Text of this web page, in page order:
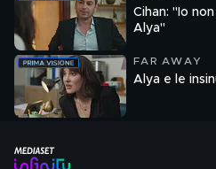
Cihan: "Io
Alya"
FAR AWAY
Alya e le